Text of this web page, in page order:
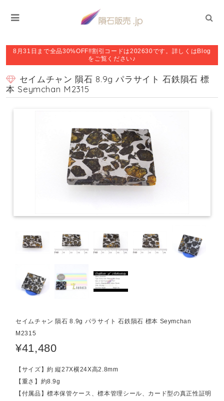
8月31日まで全品30%OFF!!割引コードは202630です。詳しくはBlog
をご覧ください♪
セイムチャン 隕石 8.9g パラサイト 石鉄隕石 標
本 Seymchan M2315
セイムチャン 隕石 8.9g パラサイト 石鉄隕石 標本 Seymchan
M2315
¥41,480
【サイズ】約 縦27X横24X高2.8mm
【重さ】約8.9g
【付属品】標本保管ケース、標本管理シール、カード型の真正性証明